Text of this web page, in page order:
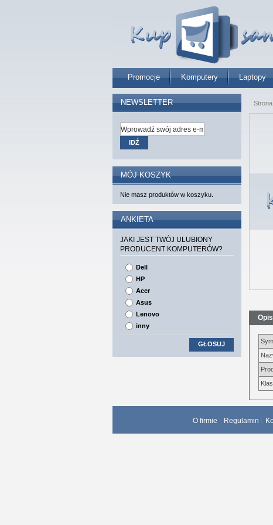
Promocje Komputery Laptopy
Strona
NEWSLETTER
IDŹ
MÓJ KOSZYK
Nie masz produktów w koszyku.
ANKIETA
JAKI JEST TWÓJ ULUBIONY
PRODUCENT KOMPUTERÓW?
Dell
HP
Acer
Asus
Lenovo
inny
GŁOSUJ
O firmie Regulamin